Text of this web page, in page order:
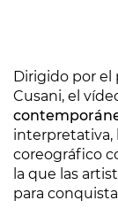
Dirigido por
Cusani, el
interpretativa,
coreográfico
la que las
para